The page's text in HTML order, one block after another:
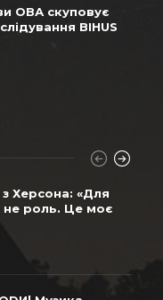
ОВА скуповує
BIHUS
Херсона: «Для
не роль. Це моє